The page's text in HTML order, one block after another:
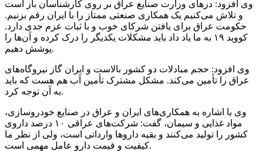
وی افزود: درهای وزارت صنایع عراق بر روی کارشناسان باز است
و تلاش می‌کنیم یک همکاری صنعتی ممتاز را با ایران رقم بزنیم.
حکومت عراق برای یافتن شرکای خوب و با ثبات عزم جدی دارد.
کووید ۱۹ به ما یاد داد باید مشکلات یکدیگر را درک کرده و آن‌ها را
پوشش دهیم.
وی افزود: حجم مبادلات دو کشور بالاست و ایران گاز نیروگاه‌های
عراق را تأمین می‌کند. مشکل مشترک تأمین آب هم هست که باید
به آن توجه کرد.
وی با اشاره به همکاری‌های ایران و عراق در صنایع خودروسازی،
مواد غذایی و سیمان، گفت: شرکت‌های عراقی ۱۰ درصد داروی
کشور را تولید می‌کنند و بقیه داروها وارداتی است، ولی از نظر ما
کیفیت و قیمت دارو عامل مهمی است.